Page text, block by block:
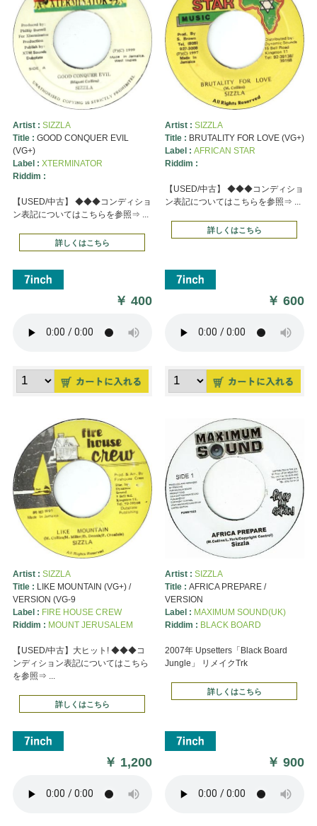
Artist : SIZZLA
Title : GOOD CONQUER EVIL
(VG+)
Label : XTERMINATOR
Riddim :
【USED/中古】 ◆◆◆コンディショ
ン表記についてはこちらを参照⇒ ...
詳しくはこちら
￥400
Artist : SIZZLA
Title : BRUTALITY FOR LOVE (VG+)
Label : AFRICAN STAR
Riddim :
【USED/中古】 ◆◆◆コンディショ
ン表記についてはこちらを参照⇒ ...
詳しくはこちら
￥600
Artist : SIZZLA
Title : LIKE MOUNTAIN (VG+) /
VERSION (VG-9
Label : FIRE HOUSE CREW
Riddim : MOUNT JERUSALEM
【USED/中古】大ヒット! ◆◆◆コ
ンディション表記についてはこちら
を参照⇒ ...
詳しくはこちら
￥ 1,200
Artist : SIZZLA
Title : AFRICA PREPARE /
VERSION
Label : MAXIMUM SOUND(UK)
Riddim : BLACK BOARD
2007年 Upsetters「Black Board
Jungle」 リメイクTrk
詳しくはこちら
￥900